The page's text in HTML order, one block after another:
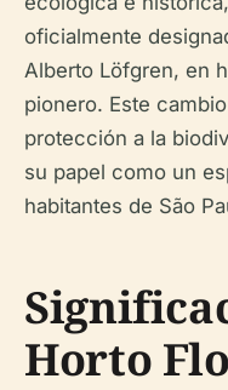
oficialmente
Alberto Löfgren, en
pionero. Este
protección a la
su papel como un
habitantes de São
Horto